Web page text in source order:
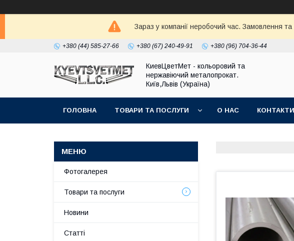
Зараз у компанії неробочий час. Замовлення
+380 (44) 585-27-66 +380 (67) 240-49-91 +380 (96) 704-36-44
КиевЦветМет - кольоровий та
нержавіючий металопрокат.
Київ,Львів (Україна)
ГОЛОВНА ТОВАРИ ТА ПОСЛУГИ О НАС КОНТАКТИ
Фотогалерея
Товари та послуги
Новини
Статті